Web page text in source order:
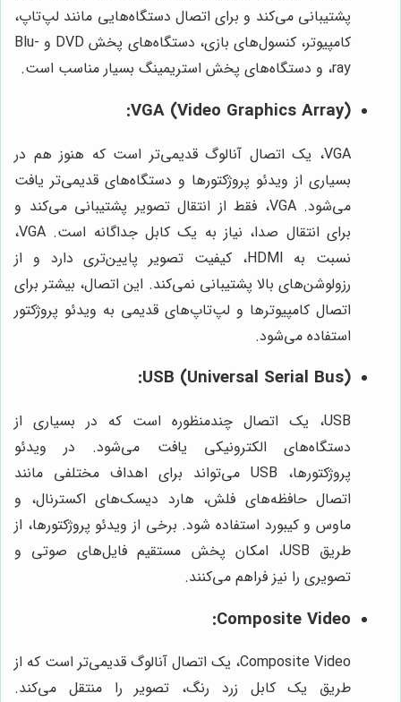
پشتیبانی می‌کند و برای اتصال دستگاه‌هایی مانند لپ‌تاپ،
کامپیوتر، کنسول‌های بازی، دستگاه‌های پخش DVD و Blu-
ray، و دستگاه‌های پخش استریمینگ بسیار مناسب است.
VGA (Video Graphics Array):
VGA، یک اتصال آنالوگ قدیمی‌تر است که هنوز هم در
بسیاری از ویدئو پروژکتورها و دستگاه‌های قدیمی‌تر یافت
می‌شود. VGA، فقط از انتقال تصویر پشتیبانی می‌کند و
برای انتقال صدا، نیاز به یک کابل جداگانه است. VGA،
نسبت به HDMI، کیفیت تصویر پایین‌تری دارد و از
رزولوشن‌های بالا پشتیبانی نمی‌کند. این اتصال، بیشتر برای
اتصال کامپیوترها و لپ‌تاپ‌های قدیمی به ویدئو پروژکتور
استفاده می‌شود.
USB (Universal Serial Bus):
USB، یک اتصال چندمنظوره است که در بسیاری از
دستگاه‌های الکترونیکی یافت می‌شود. در ویدئو
پروژکتورها، USB می‌تواند برای اهداف مختلفی مانند
اتصال حافظه‌های فلش، هارد دیسک‌های اکسترنال، و
ماوس و کیبورد استفاده شود. برخی از ویدئو پروژکتورها، از
طریق USB، امکان پخش مستقیم فایل‌های صوتی و
تصویری را نیز فراهم می‌کنند.
Composite Video:
Composite Video، یک اتصال آنالوگ قدیمی‌تر است که از
طریق یک کابل زرد رنگ، تصویر را منتقل می‌کند.